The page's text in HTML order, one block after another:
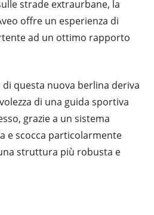
strade extraurbane, la
offre un esperienza di
ad un ottimo rapporto
questa nuova berlina deriva
di una guida sportiva
grazie a un sistema
e scocca particolarmente
struttura più robusta e